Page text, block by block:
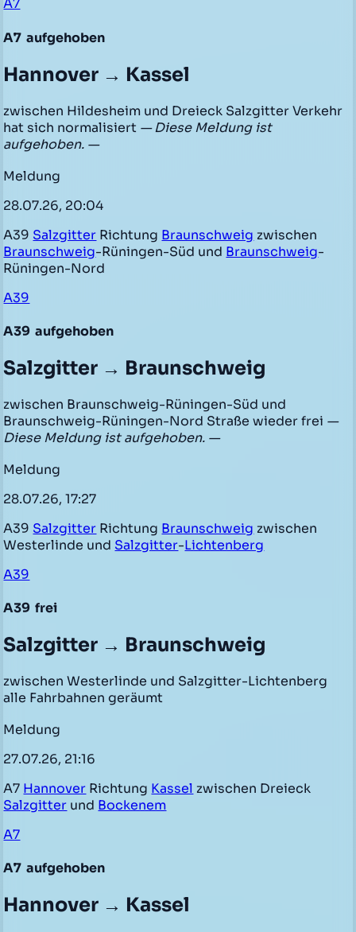
A7
A7 aufgehoben
Hannover → Kassel
zwischen Hildesheim und Dreieck Salzgitter Verkehr
hat sich normalisiert — Diese Meldung ist
aufgehoben. —
Meldung
28.07.26, 20:04
A39 Salzgitter Richtung Braunschweig zwischen
Braunschweig-Rüningen-Süd und Braunschweig-
Rüningen-Nord
A39
A39 aufgehoben
Salzgitter → Braunschweig
zwischen Braunschweig-Rüningen-Süd und
Braunschweig-Rüningen-Nord Straße wieder frei —
Diese Meldung ist aufgehoben. —
Meldung
28.07.26, 17:27
A39 Salzgitter Richtung Braunschweig zwischen
Westerlinde und Salzgitter-Lichtenberg
A39
A39 frei
Salzgitter → Braunschweig
zwischen Westerlinde und Salzgitter-Lichtenberg
alle Fahrbahnen geräumt
Meldung
27.07.26, 21:16
A7 Hannover Richtung Kassel zwischen Dreieck
Salzgitter und Bockenem
A7
A7 aufgehoben
Hannover → Kassel